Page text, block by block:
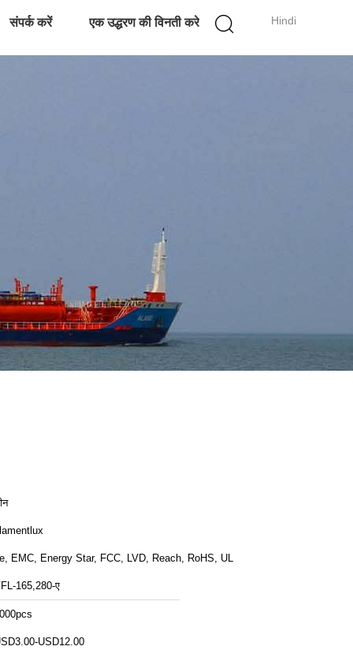
Hindi
संपर्क करें एक उद्धरण की विनती करे
EMC, Energy Star, FCC, LVD, Reach, RoHS, UL
165,280-ए
USD12.00